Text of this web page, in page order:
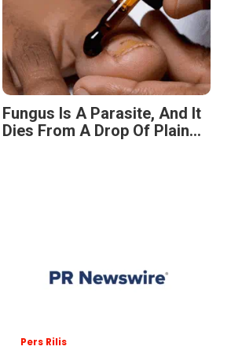
Fungus Is A Parasite, And It
Dies From A Drop Of Plain...
Pers Rilis